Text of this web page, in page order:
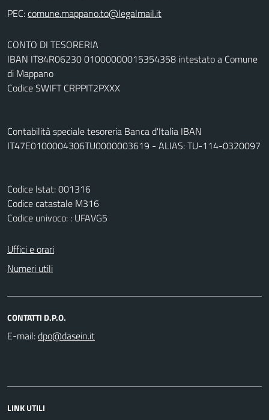
PEC:
CONTO DI TESORERIA
IBAN IT84R06230 01000000015354358 intestato a Comune
di Mappano
Codice SWIFT CRPPIT2PXXX
Contabilità speciale tesoreria Banca d'Italia IBAN
IT47E0100004306TU0000003619 - ALIAS: TU-114-0320097
Codice Istat: 001316
Codice catastale M316
Codice univoco: : UFAVG5
Uffici e orari
Numeri utili
CONTATTI D.P.O.
E-mail:
LINK UTILI